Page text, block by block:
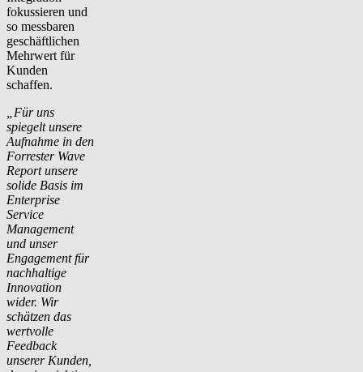
fokussieren und
so messbaren
geschäftlichen
Mehrwert für
Kunden
schaffen.
„Für uns
spiegelt unsere
Aufnahme in den
Forrester Wave
Report unsere
solide Basis im
Enterprise
Service
Management
und unser
Engagement für
nachhaltige
Innovation
wider. Wir
schätzen das
wertvolle
Feedback
unserer Kunden,